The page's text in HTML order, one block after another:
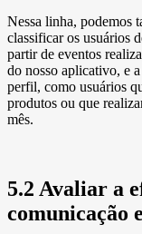
Nessa linha, podemos
classificar os usuários
partir de eventos
do nosso aplicativo, e
perfil, como usuários
produtos ou que
mês.
5.2 Avaliar a
comunicação